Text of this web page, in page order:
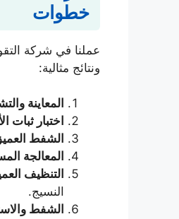
خطوات
عملنا في شركة
ونتائج مثالية:
المعاينة
اختبار ثبات
الشفط
المعالجة
التنظيف
النسيج.
الشفط